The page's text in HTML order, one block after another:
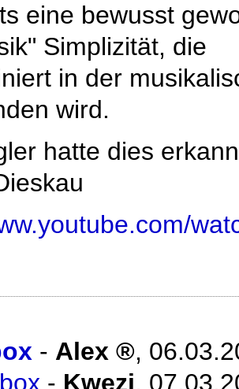
eine bewusst
Simplizität, die
in der
wird.
hatte dies
- Alex ,
- Kwezi,